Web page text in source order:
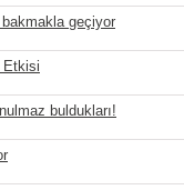
geçiyor
Etkisi
buldukları!